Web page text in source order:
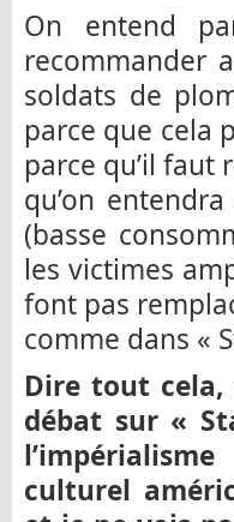
On entend
recommander
soldats de
parce que cela
parce qu’il faut
qu’on
(basse
les victimes
font pas
comme dans «
Dire tout
débat sur «
culturel